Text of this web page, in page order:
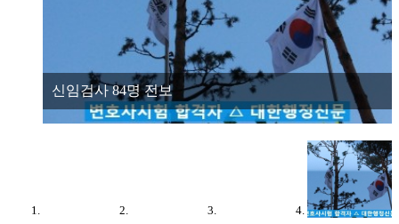
신임검사 84명 전보